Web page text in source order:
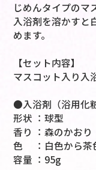
じめんタイプのマ
入浴剤を溶かすと
めます。
【セット内容】
マスコット入り入
●入浴剤（浴用化
形状 ：球型
香り ：森のかおり
色 ：白色から茶
容量 ：95g